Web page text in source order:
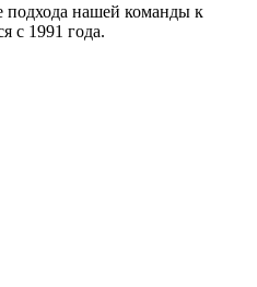
подхода нашей команды к
с 1991 года.